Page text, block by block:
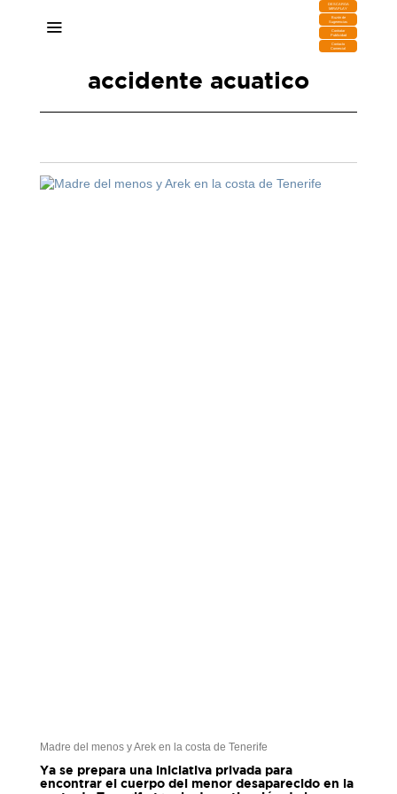
DESCARGA
MIRAPLAY
Buzón de
Sugerencias
Contratar
Publicidad
Contacto
Comercial
accidente acuatico
Madre del menos y Arek en la costa de Tenerife
Ya se prepara una iniciativa privada para
encontrar el cuerpo del menor desaparecido en la